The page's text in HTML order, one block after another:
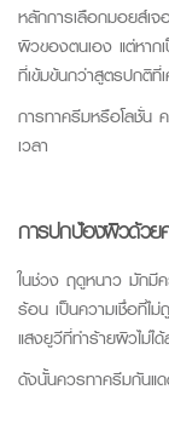
หลักการเลือกมอยส์เจ
ผิวของตนเอง แต่หา
ที่เข้มข้นกว่าสูตรปกติที่เ
การทาครีมหรือโลชั่น
เวลา
การปกป้องผิวด้วย
ในช่วง ฤดูหนาว มักมีค
ร้อน เป็นความเชื่อที่ไ
แสงยูวีที่ทำร้ายผิวไม่ไ
ดังนั้นควรทาครีมกันแ